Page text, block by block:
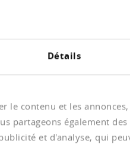
Détails
le contenu et les
partageons également
et d'analyse, qui
war im vergangenen